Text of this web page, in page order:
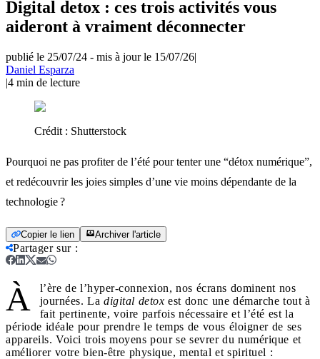
Digital detox : ces trois activités vous
aideront à vraiment déconnecter
publié le 25/07/24 - mis à jour le 15/07/26|
Daniel Esparza
|4 min de lecture
Crédit : Shutterstock
Pourquoi ne pas profiter de l’été pour tenter une “détox numérique”,
et redécouvrir les joies simples d’une vie moins dépendante de la
technologie ?
Copier le lien Archiver l'article
Partager sur:
À
l’ère de l’hyper-connexion, nos écrans dominent nos
journées. La digital detox est donc une démarche tout à
fait pertinente, voire parfois nécessaire et l’été est la
période idéale pour prendre le temps de vous éloigner de ses
appareils. Voici trois moyens pour se sevrer du numérique et
améliorer votre bien-être physique, mental et spirituel :